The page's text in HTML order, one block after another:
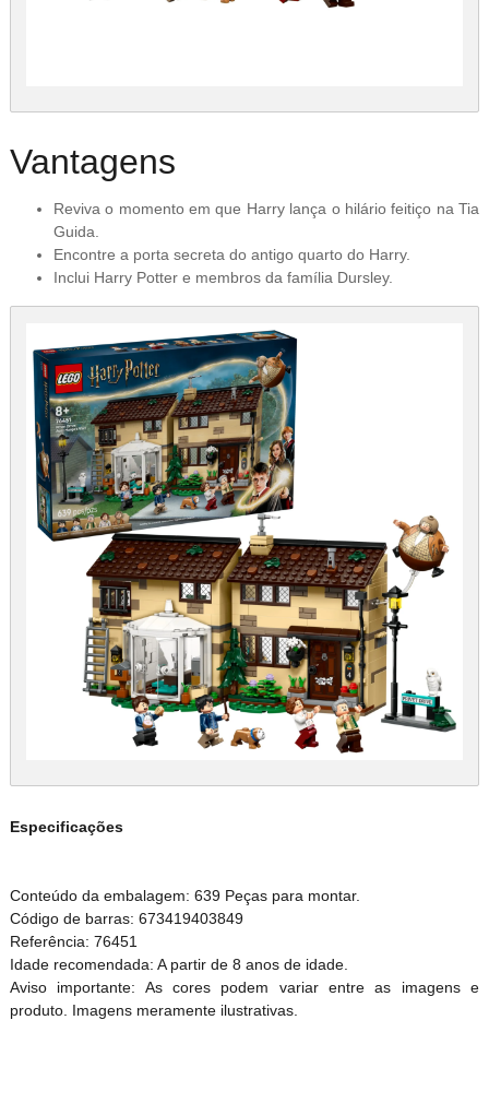
Vantagens
Reviva o momento em que Harry lança o hilário feitiço na Tia
Guida.
Encontre a porta secreta do antigo quarto do Harry.
Inclui Harry Potter e membros da família Dursley.
Especificações
Conteúdo da embalagem: 639 Peças para montar.
Código de barras: 673419403849
Referência: 76451
Idade recomendada: A partir de 8 anos de idade.
Aviso importante: As cores podem variar entre as imagens e
produto. Imagens meramente ilustrativas.